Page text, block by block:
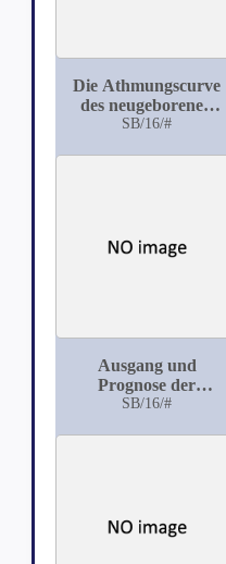
Die Athmungscurve
des neugeborenen
Menschen
SB/16/#
Ausgang und
Prognose der
Bleilähmung
SB/16/#